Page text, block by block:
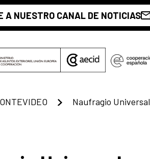
A NUESTRO CANAL DE NOTICIAS
Naufragio Universal